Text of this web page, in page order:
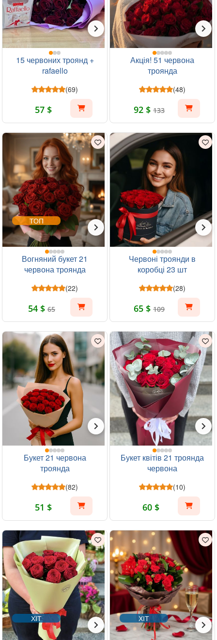
15 червоних троянд +
rafaello
(69)
57 $
Акція! 51 червона
троянда
(48)
92 $ 133
ТОП
Вогняний букет 21
червона троянда
(22)
54 $ 65
Червоні троянди в
коробці 23 шт
(28)
65 $ 109
Букет 21 червона
троянда
(82)
51 $
Букет квітів 21 троянда
червона
(10)
60 $
ХІТ ХІТ